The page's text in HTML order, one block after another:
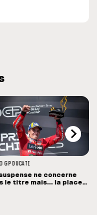
GP DUCATI
ne concerne
le titre mais... la place